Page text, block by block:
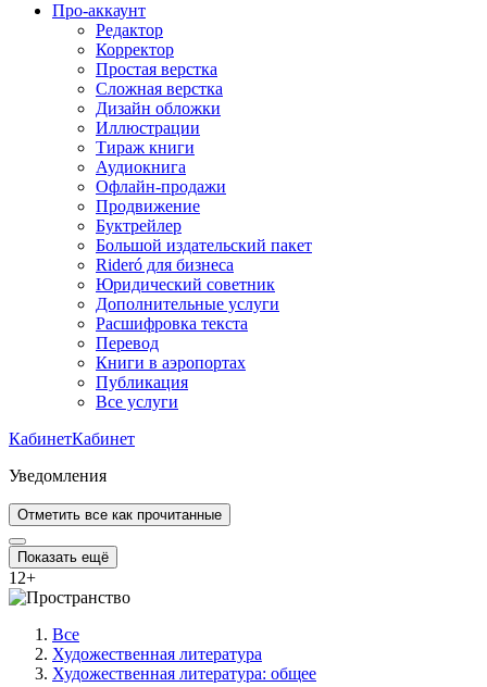
Про-аккаунт
Редактор
Корректор
Простая верстка
Сложная верстка
Дизайн обложки
Иллюстрации
Тираж книги
Аудиокнига
Офлайн-продажи
Продвижение
Буктрейлер
Большой издательский пакет
Rideró для бизнеса
Юридический советник
Дополнительные услуги
Расшифровка текста
Перевод
Книги в аэропортах
Публикация
Все услуги
КабинетКабинет
Уведомления
Отметить все как прочитанные
Показать ещё
12+
Все
Художественная литература
Художественная литература: общее